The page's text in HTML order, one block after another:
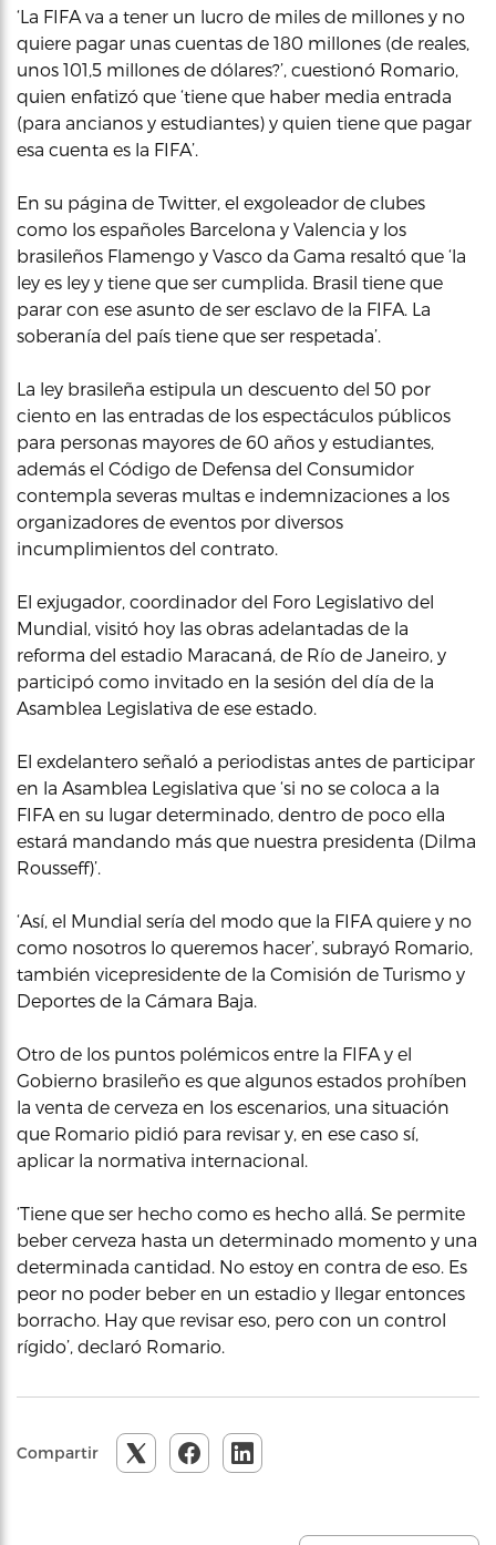
‘La FIFA va a tener un lucro de miles de millones y no
quiere pagar unas cuentas de 180 millones (de reales,
unos 101,5 millones de dólares?’, cuestionó Romario,
quien enfatizó que ‘tiene que haber media entrada
(para ancianos y estudiantes) y quien tiene que pagar
esa cuenta es la FIFA’.
En su página de Twitter, el exgoleador de clubes
como los españoles Barcelona y Valencia y los
brasileños Flamengo y Vasco da Gama resaltó que ‘la
ley es ley y tiene que ser cumplida. Brasil tiene que
parar con ese asunto de ser esclavo de la FIFA. La
soberanía del país tiene que ser respetada’.
La ley brasileña estipula un descuento del 50 por
ciento en las entradas de los espectáculos públicos
para personas mayores de 60 años y estudiantes,
además el Código de Defensa del Consumidor
contempla severas multas e indemnizaciones a los
organizadores de eventos por diversos
incumplimientos del contrato.
El exjugador, coordinador del Foro Legislativo del
Mundial, visitó hoy las obras adelantadas de la
reforma del estadio Maracaná, de Río de Janeiro, y
participó como invitado en la sesión del día de la
Asamblea Legislativa de ese estado.
El exdelantero señaló a periodistas antes de participar
en la Asamblea Legislativa que ‘si no se coloca a la
FIFA en su lugar determinado, dentro de poco ella
estará mandando más que nuestra presidenta (Dilma
Rousseff)’.
‘Así, el Mundial sería del modo que la FIFA quiere y no
como nosotros lo queremos hacer’, subrayó Romario,
también vicepresidente de la Comisión de Turismo y
Deportes de la Cámara Baja.
Otro de los puntos polémicos entre la FIFA y el
Gobierno brasileño es que algunos estados prohíben
la venta de cerveza en los escenarios, una situación
que Romario pidió para revisar y, en ese caso sí,
aplicar la normativa internacional.
‘Tiene que ser hecho como es hecho allá. Se permite
beber cerveza hasta un determinado momento y una
determinada cantidad. No estoy en contra de eso. Es
peor no poder beber en un estadio y llegar entonces
borracho. Hay que revisar eso, pero con un control
rígido’, declaró Romario.
Compartir